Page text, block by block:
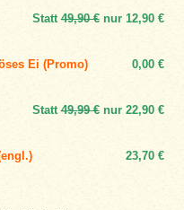
Statt49,90 €nur 12,90 €
Ei (Promo)
0,00 €
Statt49,99 €nur 22,90 €
23,70 €